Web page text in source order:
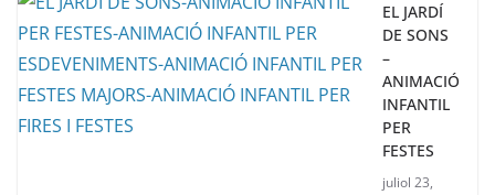
EL JARDÍ
DE SONS
–
ANIMACIÓ
INFANTIL
PER
FESTES
juliol 23,